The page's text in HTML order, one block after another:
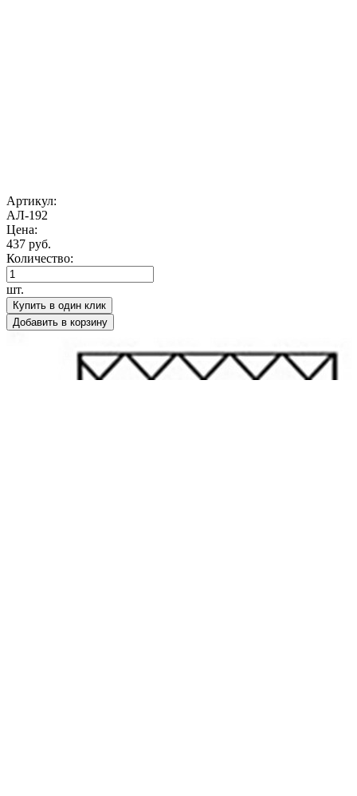
Артикул:
АЛ-192
Цена:
437 руб.
Количество:
шт.
Купить в один клик
Добавить в корзину